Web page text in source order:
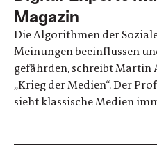
Magazin
Die Algorithmen der
Meinungen beeinflussen
gefährden, schreibt Martin
„Krieg der Medien“. Der
sieht klassische Medien